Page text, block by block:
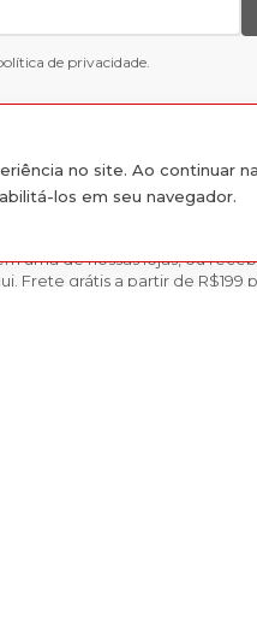
no site. Ao continuar
los em seu navegador.
de privacidade.
uma de nossas lojas, ou
Frete grátis a partir de R$199